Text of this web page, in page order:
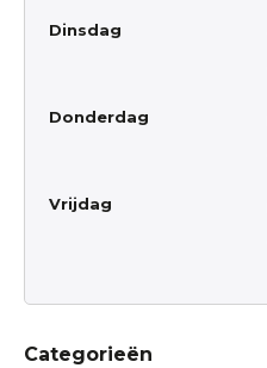
Dinsdag
Donderdag
Vrijdag
Categorieën